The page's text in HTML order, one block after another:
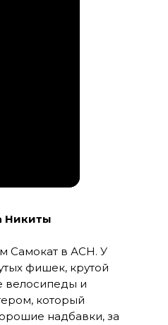
Никиты
Самокат в АСН. У
фишек, крутой
велосипеды и
который
надбавки, за